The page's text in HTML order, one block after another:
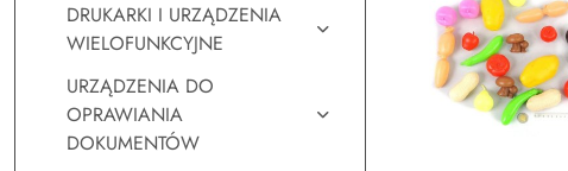
DRUKARKI I URZĄDZENIA
WIELOFUNKCYJNE
URZĄDZENIA DO
OPRAWIANIA
DOKUMENTÓW